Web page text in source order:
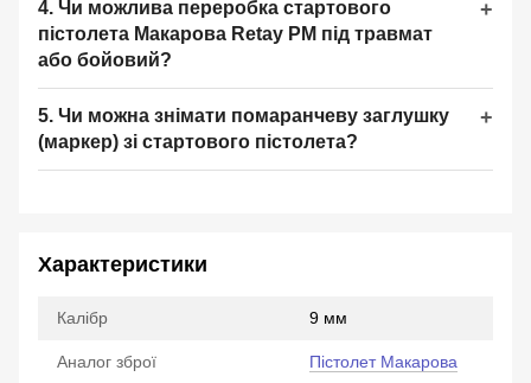
4. Чи можлива переробка стартового
пістолета Макарова Retay PM під травмат
або бойовий?
5. Чи можна знімати помаранчеву заглушку
(маркер) зі стартового пістолета?
Характеристики
Калібр 9 мм
Аналог зброї Пістолет Макарова